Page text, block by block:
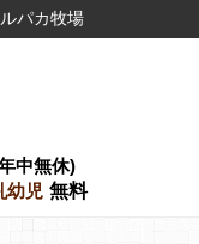
パカ牧場
中無休)
幼児 無料